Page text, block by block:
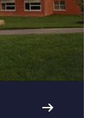
arrow_right_alt